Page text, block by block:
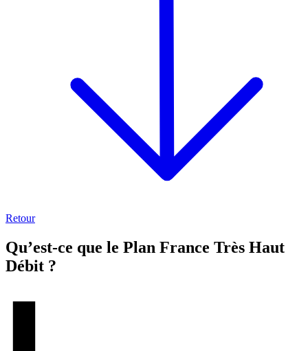
Retour
Qu’est-ce que le Plan France Très Haut
Débit ?